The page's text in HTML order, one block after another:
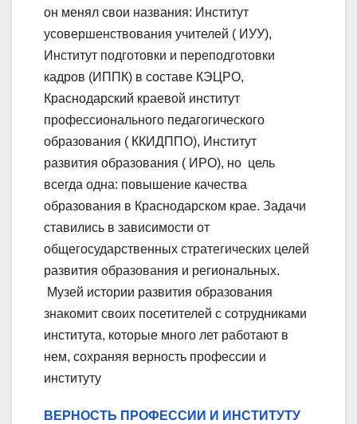
он менял свои названия: Институт
усовершенствования учителей ( ИУУ),
Институт подготовки и переподготовки
кадров (ИППК) в составе КЭЦРО,
Краснодарский краевой институт
профессионального педагогического
образования ( ККИДППО), Институт
развития образования ( ИРО), но цель
всегда одна: повышение качества
образования в Краснодарском крае. Задачи
ставились в зависимости от
общегосударственных стратегических целей
развития образования и региональных.
Музей истории развития образования
знакомит своих посетителей с сотрудниками
института, которые много лет работают в
нем, сохраняя верность профессии и
институту
ВЕРНОСТЬ ПРОФЕССИИ И ИНСТИТУТУ